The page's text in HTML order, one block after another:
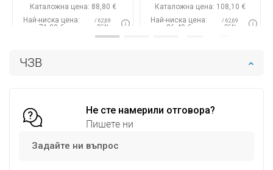
ЧЗВ
Не сте намерили отговора?
Пишете ни
Задайте ни въпрос
Каталожна цена: 88,80 €
Най-ниска цена:
71,09 €
/ 62,69
BGN
Добави в количката
Каталожна цена: 108,10 €
Най-ниска цена:
86,49 €
/ 62,69
BGN
Добави в количката